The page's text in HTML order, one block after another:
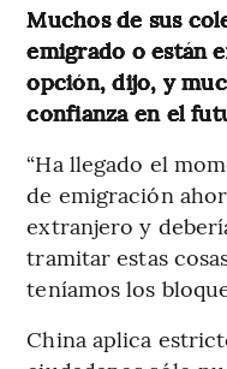
Muchos de sus
emigrado o están
opción, dijo, y
confianza en el
“Ha llegado el
de emigración
extranjero y
tramitar estas
teníamos los
China aplica